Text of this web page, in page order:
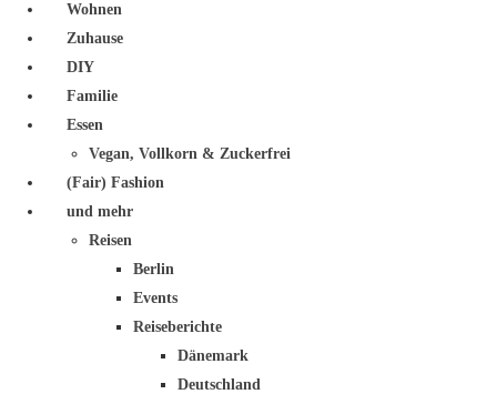
Wohnen
Zuhause
DIY
Familie
Essen
Vegan, Vollkorn & Zuckerfrei
(Fair) Fashion
und mehr
Reisen
Berlin
Events
Reiseberichte
Dänemark
Deutschland